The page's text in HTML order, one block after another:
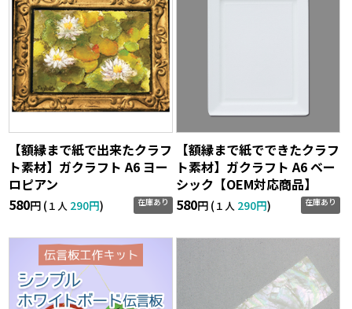
【額縁まで紙で出来たクラフ
ト素材】ガクラフト A6 ヨー
ロピアン
580円 (１人 290円) 在庫あり
【額縁まで紙でできたクラフ
ト素材】ガクラフト A6 ベー
シック【OEM対応商品】
580円 (１人 290円) 在庫あり